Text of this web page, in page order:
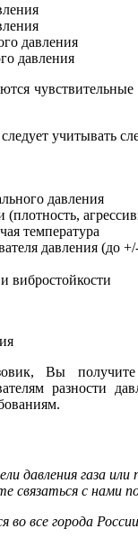
давления
давления
учитывать
давления
(плотность,
температура
давления (до
вибростойкости
Вы
разности
давления газа
с нами
во все города